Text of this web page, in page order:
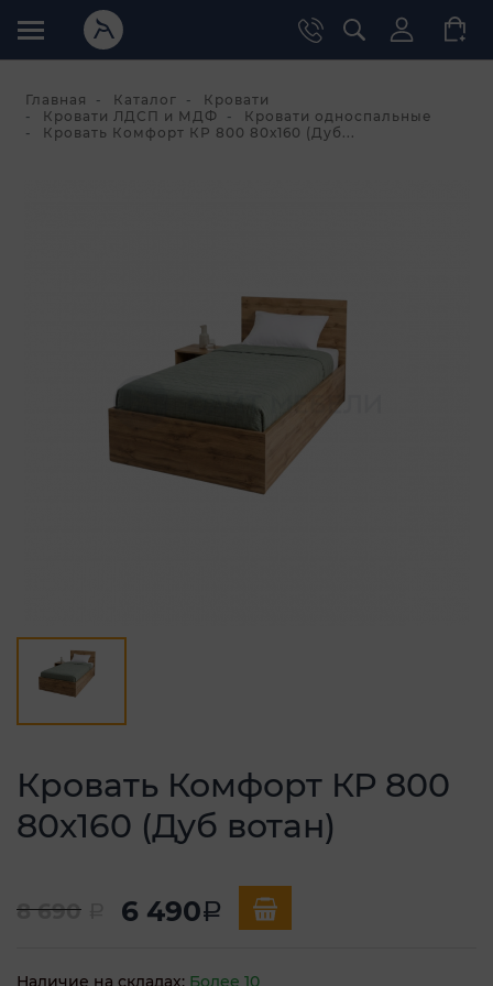
Главная Каталог
Кровати
Кровати ЛДСП и МДФ
Кровати односпальные
Кровать Комфорт КР 800 80х160 (Дуб...
Кровать Комфорт КР 800
80х160 (Дуб вотан)
8 690 6 490a
Наличие на складах: Более 10